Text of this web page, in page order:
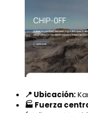
📍 Ubicación:
🏭 Fuerza